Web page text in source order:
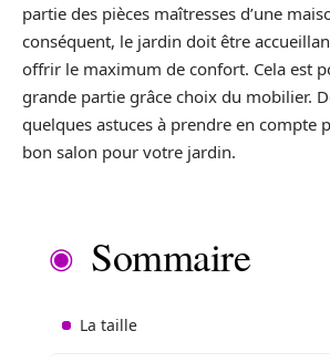
partie des pièces maîtresses d’une
conséquent, le jardin doit être
offrir le maximum de confort. Cela est
grande partie grâce choix du mobilier.
quelques astuces à prendre en compte
bon salon pour votre jardin.
Sommaire
La taille